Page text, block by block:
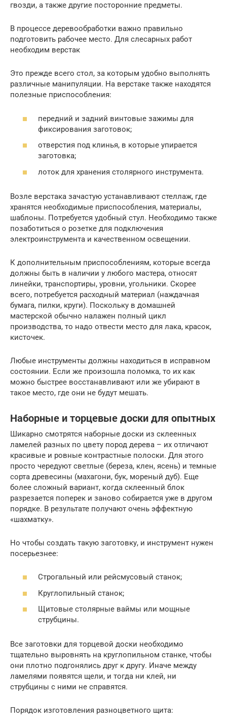
гвозди, а также другие посторонние предметы.
В процессе деревообработки важно правильно
подготовить рабочее место. Для слесарных работ
необходим верстак
Это прежде всего стол, за которым удобно выполнять
различные манипуляции. На верстаке также находятся
полезные приспособления:
передний и задний винтовые зажимы для
фиксирования заготовок;
отверстия под клинья, в которые упирается
заготовка;
лоток для хранения столярного инструмента.
Возле верстака зачастую устанавливают стеллаж, где
хранятся необходимые приспособления, материалы,
шаблоны. Потребуется удобный стул. Необходимо также
позаботиться о розетке для подключения
электроинструмента и качественном освещении.
К дополнительным приспособлениям, которые всегда
должны быть в наличии у любого мастера, относят
линейки, транспортиры, уровни, угольники. Скорее
всего, потребуется расходный материал (наждачная
бумага, пилки, круги). Поскольку в домашней
мастерской обычно налажен полный цикл
производства, то надо отвести место для лака, красок,
кисточек.
Любые инструменты должны находиться в исправном
состоянии. Если же произошла поломка, то их как
можно быстрее восстанавливают или же убирают в
такое место, где они не будут мешать.
Наборные и торцевые доски для опытных
Шикарно смотрятся наборные доски из склеенных
ламелей разных по цвету пород дерева – их отличают
красивые и ровные контрастные полоски. Для этого
просто чередуют светлые (береза, клен, ясень) и темные
сорта древесины (махагони, бук, мореный дуб). Еще
более сложный вариант, когда склеенный блок
разрезается поперек и заново собирается уже в другом
порядке. В результате получают очень эффектную
«шахматку».
Но чтобы создать такую заготовку, и инструмент нужен
посерьезнее:
Строгальный или рейсмусовый станок;
Круглопильный станок;
Щитовые столярные ваймы или мощные
струбцины.
Все заготовки для торцевой доски необходимо
тщательно выровнять на круглопильном станке, чтобы
они плотно подгонялись друг к другу. Иначе между
ламелями появятся щели, и тогда ни клей, ни
струбцины с ними не справятся.
Порядок изготовления разноцветного щита: